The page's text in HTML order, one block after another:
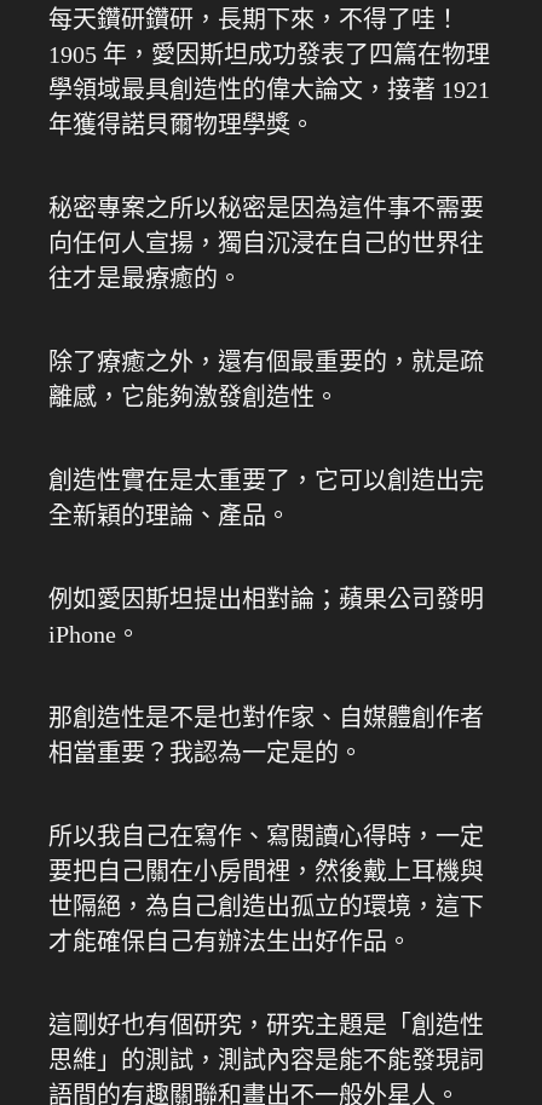
每天鑽研鑽研，長期下來，不得了哇！
1905 年，愛因斯坦成功發表了四篇在物理
學領域最具創造性的偉大論文，接著 1921
年獲得諾貝爾物理學獎。
秘密專案之所以秘密是因為這件事不需要
向任何人宣揚，獨自沉浸在自己的世界往
往才是最療癒的。
除了療癒之外，還有個最重要的，就是疏
離感，它能夠激發創造性。
創造性實在是太重要了，它可以創造出完
全新穎的理論、產品。
例如愛因斯坦提出相對論；蘋果公司發明
iPhone。
那創造性是不是也對作家、自媒體創作者
相當重要？我認為一定是的。
所以我自己在寫作、寫閱讀心得時，一定
要把自己關在小房間裡，然後戴上耳機與
世隔絕，為自己創造出孤立的環境，這下
才能確保自己有辦法生出好作品。
這剛好也有個研究，研究主題是「創造性
思維」的測試，測試內容是能不能發現詞
語間的有趣關聯和畫出不一般外星人。